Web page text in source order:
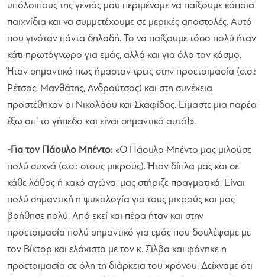
υπόλοιπους της γενιάς μου περιμέναμε να παίξουμε κάποια
παιχνίδια και να συμμετέχουμε σε μερικές αποστολές. Αυτό
που γινόταν πάντα δηλαδή. Το να παίξουμε τόσο πολύ ήταν
κάτι πρωτόγνωρο για εμάς, αλλά και για όλο τον κόσμο.
Ήταν σημαντικό πως ήμασταν τρεις στην προετοιμασία (σ.σ.:
Ρέτσος, Μανθάτης, Ανδρούτσος) και στη συνέχεια
προστέθηκαν οι Νικολάου και Σκαφίδας. Είμαστε μια παρέα
έξω απ’ το γήπεδο και είναι σημαντικό αυτό!».
-Για τον Πάουλο Μπέντο: «Ο Πάουλο Μπέντο μας μιλούσε
πολύ συχνά (σ.σ.: στους μικρούς). Ήταν δίπλα μας και σε
κάθε λάθος ή κακό αγώνα, μας στήριζε πραγματικά. Είναι
πολύ σημαντική η ψυχολογία για τους μικρούς και μας
βοήθησε πολύ. Από εκεί και πέρα ήταν και στην
προετοιμασία πολύ σημαντικό για εμάς που δουλέψαμε με
τον Βίκτορ και ελάχιστα με τον κ. Σίλβα και φάνηκε η
προετοιμασία σε όλη τη διάρκεια του χρόνου. Δείχναμε ότι